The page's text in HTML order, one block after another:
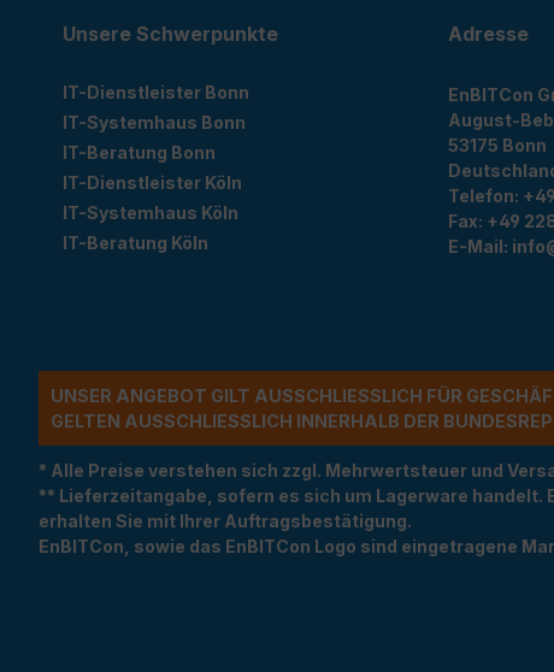
Unsere Schwerpunkte
IT-Dienstleister Bonn
IT-Systemhaus Bonn
IT-Beratung Bonn
IT-Dienstleister Köln
IT-Systemhaus Köln
IT-Beratung Köln
Adresse
EnBITCon
August-
53175 Bonn
Telefon:
Fax: +49
E-Mail:
UNSER ANGEBOT GILT AUSSCHLIESSLICH FÜR
ELTEN AUSSCHLIESSLICH INNERHALB DER
* Alle Preise verstehen sich zzgl. Mehrwertsteuer und
** Lieferzeitangabe, sofern es sich um Lagerware
erhalten Sie mit Ihrer Auftragsbestätigung.
EnBITCon, sowie das EnBITCon Logo sind eingetragene